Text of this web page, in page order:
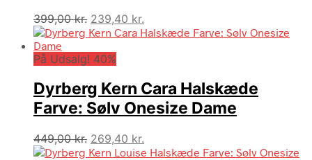
399,00kr. Den
oprindelige
var:
239,40 kr.
aktuelle
På Udsalg! 40%
Dyrberg Kern Cara Halskæde
Farve: Sølv Onesize Dame
449,00kr. Den
oprindelige
269,40 kr.
aktuelle